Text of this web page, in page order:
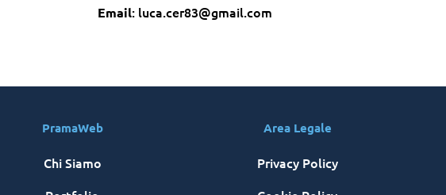
Email: luca.cer83@gmail.com
PramaWeb
Chi Siamo
Area Legale
Privacy Policy